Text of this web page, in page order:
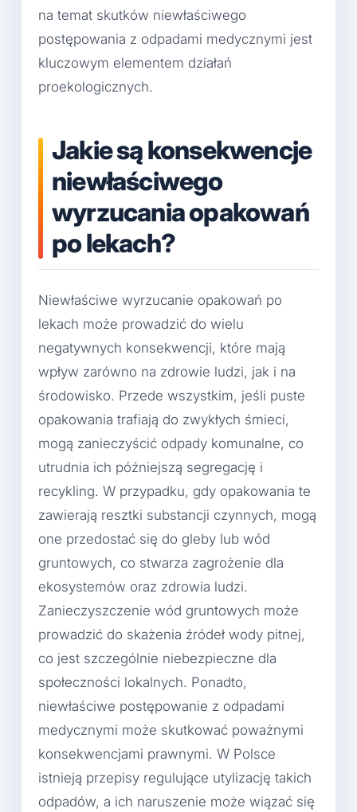
na temat skutków niewłaściwego
postępowania z odpadami medycznymi jest
kluczowym elementem działań
proekologicznych.
Jakie są konsekwencje
niewłaściwego
wyrzucania opakowań
po lekach?
Niewłaściwe wyrzucanie opakowań po
lekach może prowadzić do wielu
negatywnych konsekwencji, które mają
wpływ zarówno na zdrowie ludzi, jak i na
środowisko. Przede wszystkim, jeśli puste
opakowania trafiają do zwykłych śmieci,
mogą zanieczyścić odpady komunalne, co
utrudnia ich późniejszą segregację i
recykling. W przypadku, gdy opakowania te
zawierają resztki substancji czynnych, mogą
one przedostać się do gleby lub wód
gruntowych, co stwarza zagrożenie dla
ekosystemów oraz zdrowia ludzi.
Zanieczyszczenie wód gruntowych może
prowadzić do skażenia źródeł wody pitnej,
co jest szczególnie niebezpieczne dla
społeczności lokalnych. Ponadto,
niewłaściwe postępowanie z odpadami
medycznymi może skutkować poważnymi
konsekwencjami prawnymi. W Polsce
istnieją przepisy regulujące utylizację takich
odpadów, a ich naruszenie może wiązać się